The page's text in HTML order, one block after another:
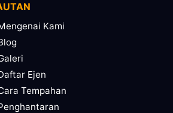
Kami
Ejen
Tempahan